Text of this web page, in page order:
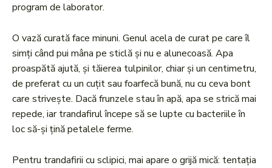
program de laborator.
O vază curată face minuni. Genul acela de curat pe care îl
simți când pui mâna pe sticlă și nu e alunecoasă. Apa
proaspătă ajută, și tăierea tulpinilor, chiar și un centimetru,
de preferat cu un cuțit sau foarfecă bună, nu cu ceva bont
care strivește. Dacă frunzele stau în apă, apa se strică mai
repede, iar trandafirul începe să se lupte cu bacteriile în
loc să-și țină petalele ferme.
Pentru trandafirii cu sclipici, mai apare o grijă mică: tentația